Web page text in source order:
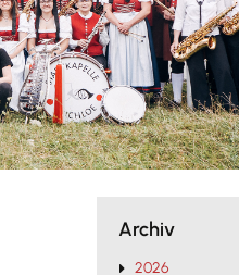
Chronik
Bildergalerie
Archiv
2026